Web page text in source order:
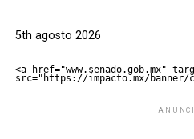
5th agosto 2026
<a href="www.senado.gob.mx"
src="https://impacto.mx/